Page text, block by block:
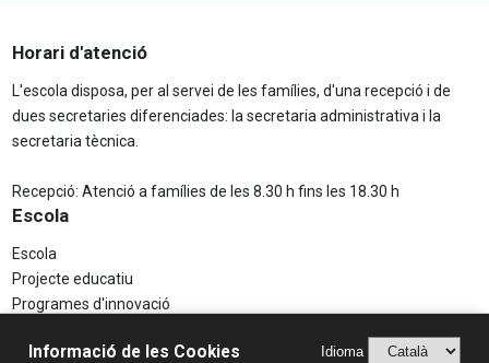
Horari d'atenció
L'escola disposa, per al servei de les famílies, d'una recepció i de
dues secretaries diferenciades: la secretaria administrativa i la
secretaria tècnica.
Recepció: Atenció a famílies de les 8.30 h fins les 18.30 h
Escola
Escola
Projecte educatiu
Programes d'innovació
Aspectes Legals
Informació de les Cookies Idioma